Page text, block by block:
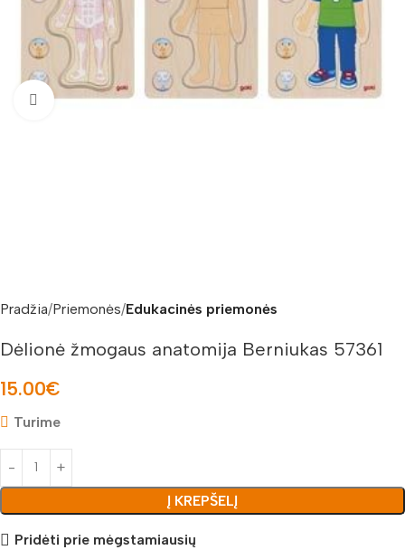
Padidinti nuotrauką
Pradžia Priemonės Edukacinės priemonės
Dėlionė žmogaus anatomija Berniukas 57361
15.00€
Turime
Į KREPŠELĮ
Pridėti prie mėgstamiausių